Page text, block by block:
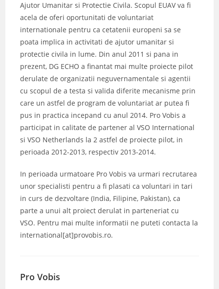
Ajutor Umanitar si Protectie Civila. Scopul EUAV va fi
acela de oferi oportunitati de voluntariat
internationale pentru ca cetatenii europeni sa se
poata implica in activitati de ajutor umanitar si
protectie civila in lume. Din anul 2011 si pana in
prezent, DG ECHO a finantat mai multe proiecte pilot
derulate de organizatii neguvernamentale si agentii
cu scopul de a testa si valida diferite mecanisme prin
care un astfel de program de voluntariat ar putea fi
pus in practica incepand cu anul 2014. Pro Vobis a
participat in calitate de partener al VSO International
si VSO Netherlands la 2 astfel de proiecte pilot, in
perioada 2012-2013, respectiv 2013-2014.
In perioada urmatoare Pro Vobis va urmari recrutarea
unor specialisti pentru a fi plasati ca voluntari in tari
in curs de dezvoltare (India, Filipine, Pakistan), ca
parte a unui alt proiect derulat in parteneriat cu
VSO. Pentru mai multe informatii ne puteti contacta la
international[at]provobis.ro.
Pro Vobis